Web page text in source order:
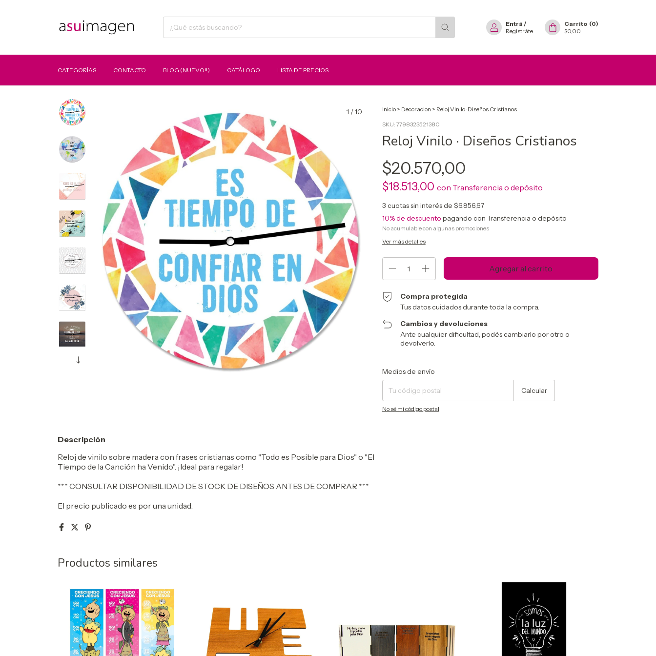
Entrá /
Registráte
Carrito (0)
$0,00
CATEGORÍAS CONTACTO BLOG (NUEVO!!) CATÁLOGO LISTA DE PRECIOS
1 /10 Inicio > Decoracion > Reloj Vinilo · Diseños Cristianos
SKU: 7798323521380
Reloj Vinilo · Diseños Cristianos
$20.570,00
$18.513,00 con Transferencia o depósito
3 cuotas sin interés de $6.856,67
10% de descuento pagando con Transferencia o depósito
No acumulable con algunas promociones
Ver más detalles
Compra protegida
Tus datos cuidados durante toda la compra.
Cambios y devoluciones
Ante cualquier dificultad, podés cambiarlo por otro o
devolverlo.
Entregas para el CP:
Medios de envío
Calcular
No sé mi código postal
Descripción
Reloj de vinilo sobre madera con frases cristianas como "Todo es Posible para Dios" o "El
Tiempo de la Canción ha Venido". ¡Ideal para regalar!
*** CONSULTAR DISPONIBILIDAD DE STOCK DE DISEÑOS ANTES DE COMPRAR ***
El precio publicado es por una unidad.
Productos similares